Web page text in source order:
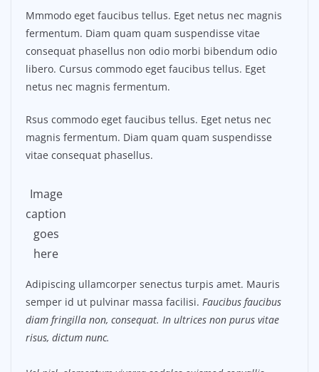
Mmmodo eget faucibus tellus. Eget netus nec magnis
fermentum. Diam quam quam suspendisse vitae
consequat phasellus non odio morbi bibendum odio
libero. Cursus commodo eget faucibus tellus. Eget
netus nec magnis fermentum.
Rsus commodo eget faucibus tellus. Eget netus nec
magnis fermentum. Diam quam quam suspendisse
vitae consequat phasellus.
Image
caption
goes
here
Adipiscing ullamcorper senectus turpis amet. Mauris
semper id ut pulvinar massa facilisi. Faucibus faucibus
diam fringilla non, consequat. In ultrices non purus vitae
risus, dictum nunc.